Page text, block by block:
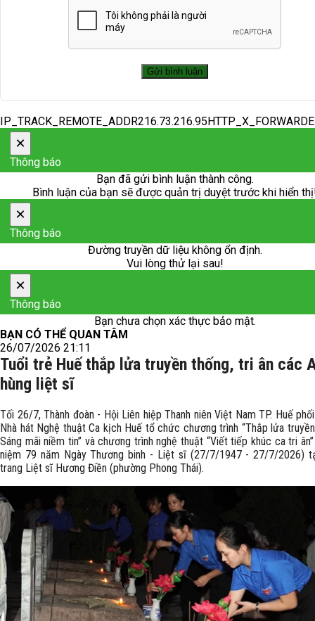
×
Thông báo
Bạn đã gửi bình luận thành công.
Bình luận của bạn sẽ được quản trị duyệt trước khi hiển
×
Thông báo
Đường truyền dữ liệu không ổn định.
Vui lòng thử lại sau!
×
Thông báo
Bạn chưa chọn xác thực bảo mật.
BẠN CÓ THỂ QUAN TÂM
26/07/2026 21:11
Tuổi trẻ Huế thắp lửa truyền thống, tri ân các
hùng liệt sĩ
Tối 26/7, Thành đoàn - Hội Liên hiệp Thanh niên Việt Nam TP. Huế
Nhà hát Nghệ thuật Ca kịch Huế tổ chức chương trình “Thắp lửa
Sáng mãi niềm tin” và chương trình nghệ thuật “Viết tiếp khúc ca tri
niệm 79 năm Ngày Thương binh - Liệt sĩ (27/7/1947 - 27/7/2026)
trang Liệt sĩ Hương Điền (phường Phong Thái).